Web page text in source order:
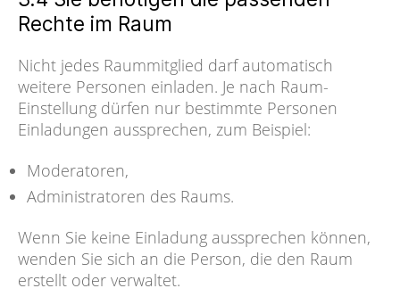
Rechte im Raum
Nicht jedes Raummitglied darf automatisch
weitere Personen einladen. Je nach Raum-
Einstellung dürfen nur bestimmte Personen
Einladungen aussprechen, zum Beispiel:
Moderatoren,
Administratoren des Raums.
Wenn Sie keine Einladung aussprechen können,
wenden Sie sich an die Person, die den Raum
erstellt oder verwaltet.